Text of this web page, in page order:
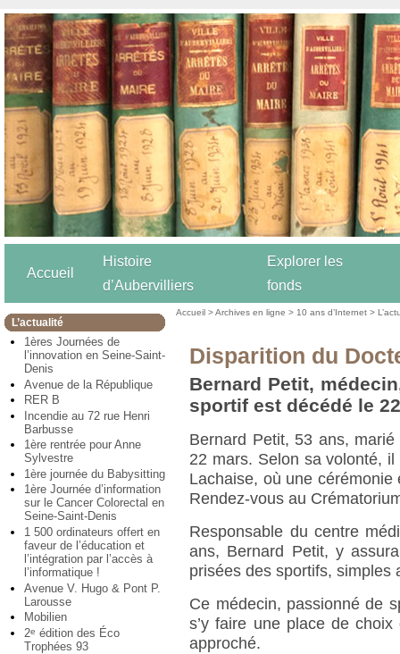
Accueil
Histoire
d’Aubervilliers
Explorer les
fonds
L’actualité
1ères Journées de
l’innovation en Seine-Saint-
Denis
Avenue de la République
RER B
Incendie au 72 rue Henri
Barbusse
1ère rentrée pour Anne
Sylvestre
1ère journée du Babysitting
1ère Journée d’information
sur le Cancer Colorectal en
Seine-Saint-Denis
1 500 ordinateurs offert en
faveur de l’éducation et
l’intégration par l’accès à
l’informatique !
Avenue V. Hugo & Pont P.
Larousse
Mobilien
2e édition des Éco
Trophées 93
Accueil >Archives en ligne > 10 ans d’Internet >
Disparition du
Bernard Petit,
sportif est décédé le
Bernard Petit, 53 ans,
22 mars. Selon sa volonté,
Lachaise, où une
Rendez-vous au
Responsable du centre
ans, Bernard Petit, y
prisées des sportifs, simples
Ce médecin, passionné de
s’y faire une place de
approché.